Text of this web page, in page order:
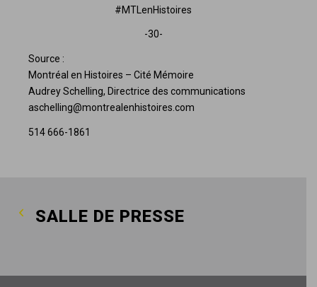
#MTLenHistoires
-30-
Source :
Montréal en Histoires – Cité Mémoire
Audrey Schelling, Directrice des communications
aschelling@montrealenhistoires.com
514 666-1861
SALLE DE PRESSE